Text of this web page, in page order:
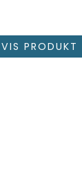
VIS PRODUKT